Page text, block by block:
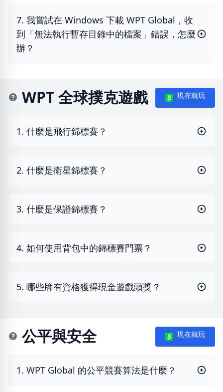
7. 我嘗試在 Windows 下載 WPT Global，收
到「無法執行暫存目錄中的檔案」錯誤，怎麼
辦？
WPT 全球撲克遊戲 現在就玩
1. 什麼是飛行錦標賽？
2. 什麼是衛星錦標賽？
3. 什麼是保證錦標賽？
4. 如何使用背包中的錦標賽門票？
5. 哪些牌有資格獲得現金遊戲頭獎？
公平與安全 現在就玩
1. WPT Global 的公平競賽算法是什麼？